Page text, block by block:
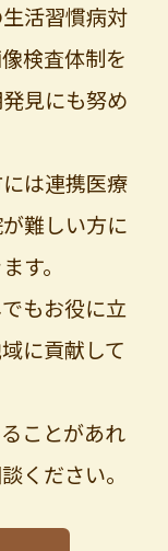
活習慣病対
検査体制を
見にも努め
は連携医療
難しい方に
す。
もお役に立
に貢献して
ことがあれ
ください。